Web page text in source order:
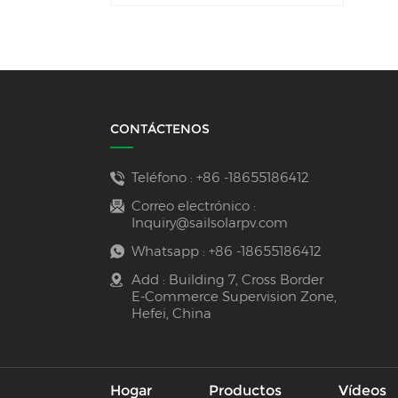
CONTÁCTENOS
Teléfono : +86 -18655186412
Correo electrónico :
Inquiry@sailsolarpv.com
Whatsapp : +86 -18655186412
Add : Building 7, Cross Border
E-Commerce Supervision Zone,
Hefei, China
Hogar Productos Vídeos